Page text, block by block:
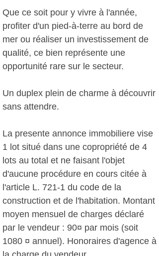
Que ce soit pour y vivre à l'année,
profiter d'un pied-à-terre au bord de
mer ou réaliser un investissement de
qualité, ce bien représente une
opportunité rare sur le secteur.
Un duplex plein de charme à découvrir
sans attendre.
La presente annonce immobiliere vise
1 lot situé dans une copropriété de 4
lots au total et ne faisant l'objet
d'aucune procédure en cours citée à
l'article L. 721-1 du code de la
construction et de l'habitation. Montant
moyen mensuel de charges déclaré
par le vendeur : 90¤ par mois (soit
1080 ¤ annuel). Honoraires d'agence à